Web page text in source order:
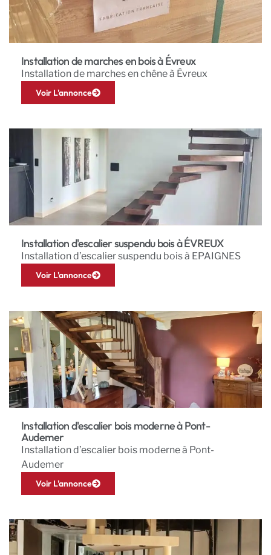
Installation de marches en bois à Évreux
Installation de marches en chêne à Évreux
Voir L'annonce
Installation d'escalier suspendu bois à ÉVREUX
Installation d’escalier suspendu bois à EPAIGNES
Voir L'annonce
Installation d'escalier bois moderne à Pont-
Audemer
Installation d’escalier bois moderne à Pont-
Audemer
Voir L'annonce